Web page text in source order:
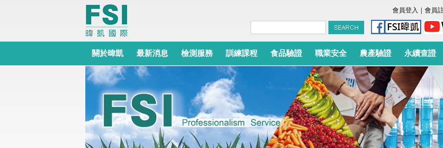
會員登入 ｜ 會員
關於暐凱 最新消息 檢測服務 訓練課程 食品驗證 職業安全 農產驗證 永續查證